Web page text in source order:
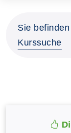
Sie
Kurssuche